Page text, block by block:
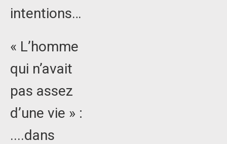
intentions…
« L’homme
qui n’avait
pas assez
d’une vie » :
....dans